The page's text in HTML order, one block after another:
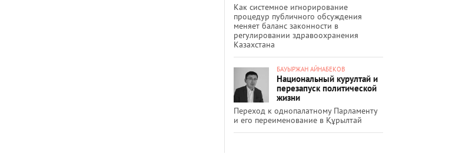
Как системное игнорирование
процедур публичного обсуждения
меняет баланс законности в
регулировании здравоохранения
Казахстана
БАУЫРЖАН АЙНАБЕКОВ
Национальный курултай и
перезапуск политической
жизни
Переход к однопалатному Парламенту
и его переименование в Құрылтай